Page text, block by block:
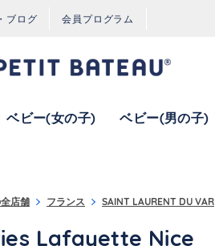
ブログ 会員プログラム
ベビー(女の子) ベビー(男の子)
Lafayette Nice
店舗 フランス SAINT LAURENT DU VAR